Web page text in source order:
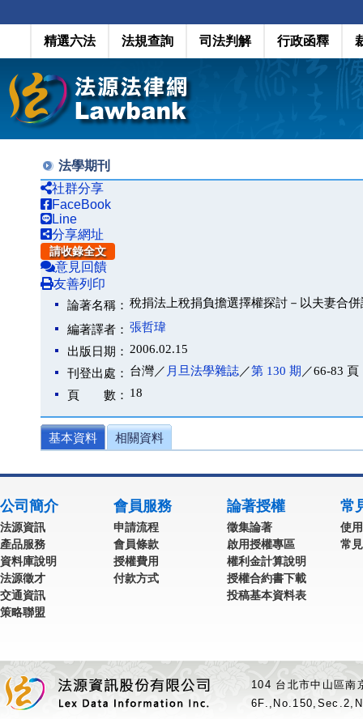
精選六法 法規查詢 司法判解 行政函釋
法學期刊
社群分享
FaceBook
Line
分享網址
請收錄全文
意見回饋
友善列印
論著名稱： 稅捐法上稅捐負擔選擇權探討－以夫妻合
編著譯者： 張哲瑋
出版日期： 2006.02.15
刊登出處： 台灣／ 月旦法學雜誌／第 130 期 ／66-83 頁
頁 數： 18
基本資料 相關資料
公司簡介
法源資訊
產品服務
資料庫說明
法源徵才
交通資訊
策略聯盟
會員服務
申請流程
會員條款
授權費用
付款方式
論著授權
徵集論著
啟用授權專區
權利金計算說明
授權合約書下載
投稿基本資料表
常
使
常
104 台北市中山區